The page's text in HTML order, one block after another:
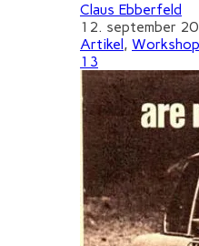
Claus Ebberfeld
12. september
Artikel , Workshop
13